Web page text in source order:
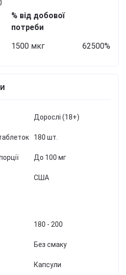
% від добової
потреби
1500 мкг 62500%
Дорослі (18+)
180 шт.
До 100 мг
США
180 - 200
Без смаку
Капсули